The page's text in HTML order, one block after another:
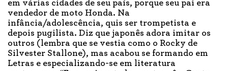
em várias cidades de seu país, porque seu pai era
vendedor de moto Honda. Na
infância/adolescência, quis ser trompetista e
depois pugilista. Diz que japonês adora imitar os
outros (lembra que se vestia como o Rocky de
Silvester Stallone), mas acabou se formando em
Letras e especializando-se em literatura